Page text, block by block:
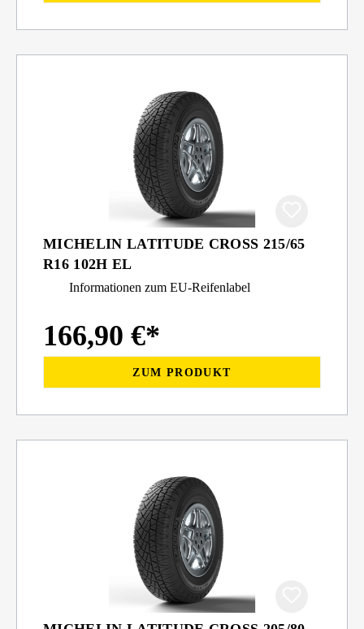
MICHELIN LATITUDE CROSS 215/65
R16 102H EL
Informationen zum EU-Reifenlabel
166,90 €*
ZUM PRODUKT